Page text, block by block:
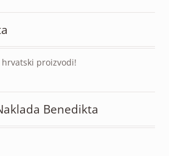
proizvodi!
Benedikta